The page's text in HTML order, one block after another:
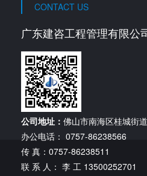
CONTACT US
广东建咨工程管理有限公
公司地址： 佛山市南海区桂城街
办公电话： 0757-86238566
传 真：0757-86238511
联 系 人： 李 工 13500252701